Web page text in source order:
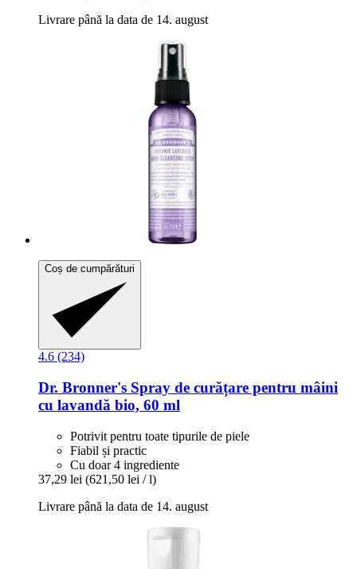
Livrare până la data de 14. august
Coș de cumpărături
4.6 (234)
Dr. Bronner's Spray de curățare pentru mâini
cu lavandă bio, 60 ml
Potrivit pentru toate tipurile de piele
Fiabil și practic
Cu doar 4 ingrediente
37,29 lei (621,50 lei / l)
Livrare până la data de 14. august